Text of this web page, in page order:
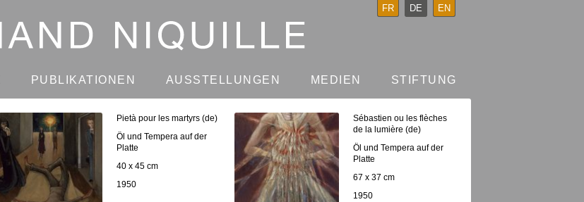
PUBLIKATIONEN AUSSTELLUNGEN MEDIEN STIFTUNG
FR DE EN
Pietà pour les martyrs (de)
Öl und Tempera auf der
Platte
40 x 45 cm
1950
Sébastien ou les flèches
de la lumière (de)
Öl und Tempera auf der
Platte
67 x 37 cm
1950